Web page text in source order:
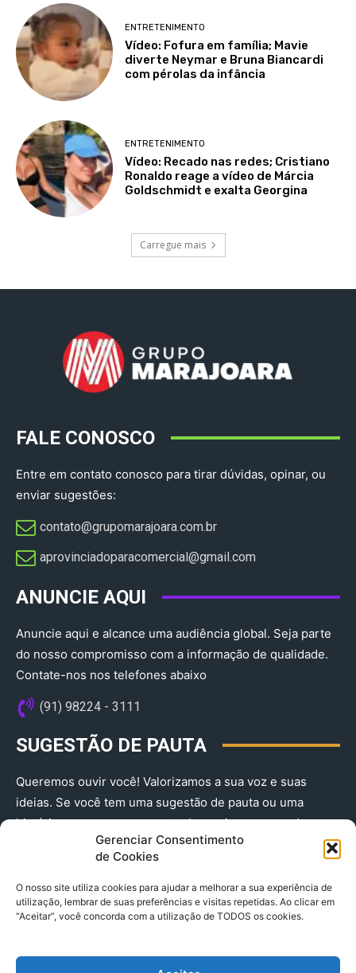
Gerenciar Consentimento
de Cookies
O nosso site utiliza cookies para ajudar a melhorar a sua experiência de
utilização, lembrar de suas preferências e visitas repetidas. Ao clicar em
“Aceitar”, você concorda com a utilização de TODOS os cookies.
ENTRETENIMENTO
Vídeo: Fofura em família; Mavie
diverte Neymar e Bruna Biancardi
com pérolas da infância
ENTRETENIMENTO
Vídeo: Recado nas redes; Cristiano
Ronaldo reage a vídeo de Márcia
Goldschmidt e exalta Georgina
Carregue mais
FALE CONOSCO
Entre em contato conosco para tirar dúvidas, opinar, ou
enviar sugestões:
contato@grupomarajoara.com.br
aprovinciadoparacomercial@gmail.com​
ANUNCIE AQUI
Anuncie aqui e alcance uma audiência global. Seja parte
do nosso compromisso com a informação de qualidade.
Contate-nos nos telefones abaixo
(91) 98224 - 3111
SUGESTÃO DE PAUTA
Queremos ouvir você! Valorizamos a sua voz e suas
ideias. Se você tem uma sugestão de pauta ou uma
história que merece ser contada, envie-nos agora!
(91) 98224 - 3111